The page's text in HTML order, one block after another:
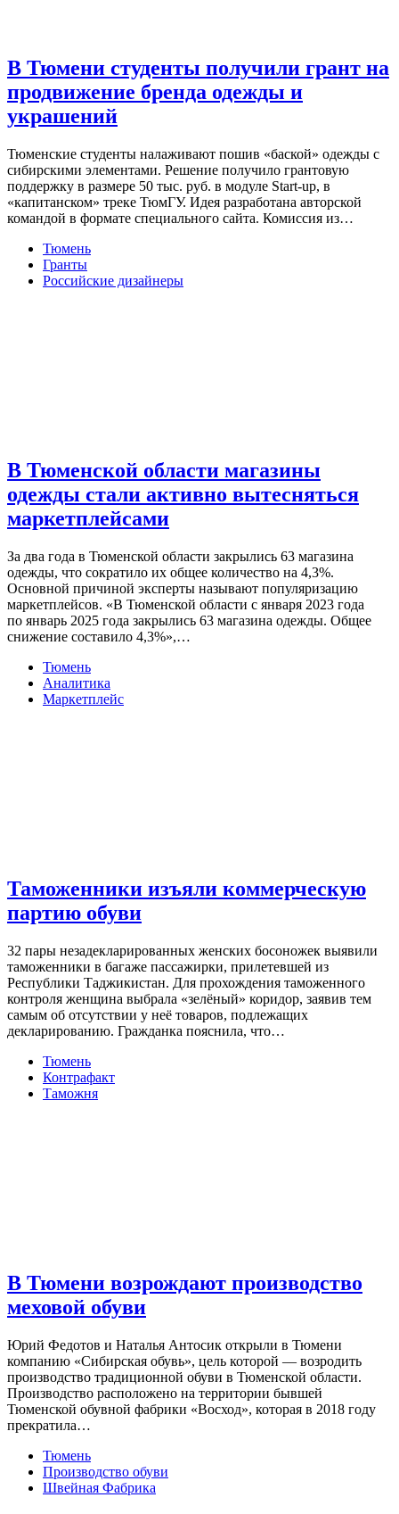
В Тюмени студенты получили грант на
продвижение бренда одежды и
украшений
Тюменские студенты налаживают пошив «баской» одежды с
сибирскими элементами. Решение получило грантовую
поддержку в размере 50 тыс. руб. в модуле Start-up, в
«капитанском» треке ТюмГУ. Идея разработана авторской
командой в формате специального сайта. Комиссия из…
Тюмень
Гранты
Российские дизайнеры
В Тюменской области магазины
одежды стали активно вытесняться
маркетплейсами
За два года в Тюменской области закрылись 63 магазина
одежды, что сократило их общее количество на 4,3%.
Основной причиной эксперты называют популяризацию
маркетплейсов. «В Тюменской области с января 2023 года
по январь 2025 года закрылись 63 магазина одежды. Общее
снижение составило 4,3%»,…
Тюмень
Аналитика
Маркетплейс
Таможенники изъяли коммерческую
партию обуви
32 пары незадекларированных женских босоножек выявили
таможенники в багаже пассажирки, прилетевшей из
Республики Таджикистан. Для прохождения таможенного
контроля женщина выбрала «зелёный» коридор, заявив тем
самым об отсутствии у неё товаров, подлежащих
декларированию. Гражданка пояснила, что…
Тюмень
Контрафакт
Таможня
В Тюмени возрождают производство
меховой обуви
Юрий Федотов и Наталья Антосик открыли в Тюмени
компанию «Сибирская обувь», цель которой — возродить
производство традиционной обуви в Тюменской области.
Производство расположено на территории бывшей
Тюменской обувной фабрики «Восход», которая в 2018 году
прекратила…
Тюмень
Производство обуви
Швейная Фабрика